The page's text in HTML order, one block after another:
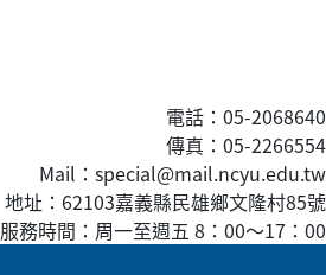
電話：05-2068640
傳真 ：05-2266554
Mail：special@mail.ncyu.edu.tw
地址：62103嘉義縣民雄鄉文隆村85號
服務時間：周一至週五 8：00～17：00